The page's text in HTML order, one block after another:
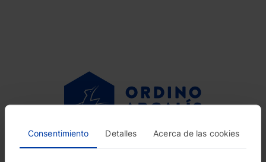
Consentimiento Detalles Acerca de las cookies